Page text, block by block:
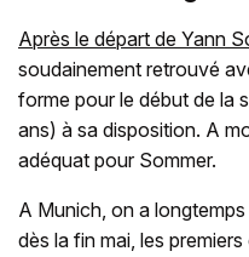
Après le départ de Yann
soudainement retrouvé
forme pour le début de la
ans) à sa disposition. A
adéquat pour Sommer.
A Munich, on a
dès la fin mai, les